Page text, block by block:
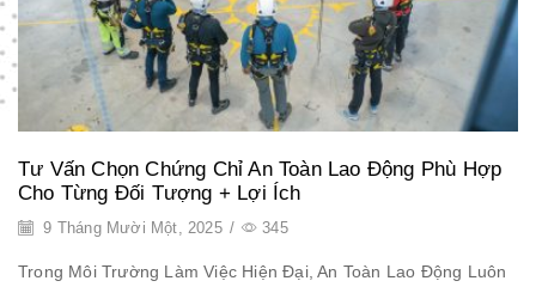
Tư Vấn Chọn Chứng Chỉ An Toàn Lao Động Phù Hợp
Cho Từng Đối Tượng + Lợi Ích
9 Tháng Mười Một, 2025 / 345
Trong Môi Trường Làm Việc Hiện Đại, An Toàn Lao Động Luôn